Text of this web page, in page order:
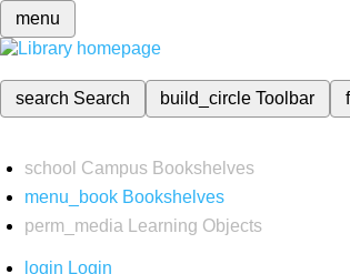
menu
search Search build_circleToolbar
school Campus Bookshelves
menu_book Bookshelves
perm_media
Learning Objects
login Login